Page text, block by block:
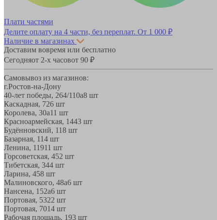
Плати частями
Делите оплату на 4 части, без переплат. От 1 000 ₽
Наличие в магазинах
Доставим вовремя или бесплатно
Сегодняот 2-х часовот 90 ₽
Самовывоз из магазинов:
г.Ростов-на-Дону
40-лет победы, 264/110а8 шт
Каскадная, 726 шт
Королева, 30а11 шт
Красноармейская, 1443 шт
Будённовский, 118 шт
Базарная, 114 шт
Ленина, 11911 шт
Горсоветская, 452 шт
Тибетская, 344 шт
Ларина, 458 шт
Малиновского, 48а6 шт
Нансена, 152а6 шт
Портовая, 5322 шт
Портовая, 7014 шт
Рабочая площадь, 193 шт